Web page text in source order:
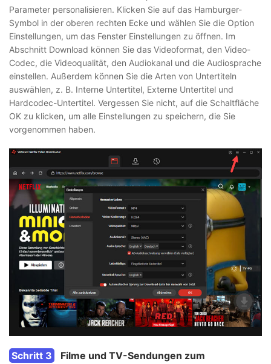
Parameter personalisieren. Klicken Sie auf das Hamburger-
Symbol in der oberen rechten Ecke und wählen Sie die Option
Einstellungen, um das Fenster Einstellungen zu öffnen. Im
Abschnitt Download können Sie das Videoformat, den Video-
Codec, die Videoqualität, den Audiokanal und die Audiosprache
einstellen. Außerdem können Sie die Arten von Untertiteln
auswählen, z. B. Interne Untertitel, Externe Untertitel und
Hardcodec-Untertitel. Vergessen Sie nicht, auf die Schaltfläche
OK zu klicken, um alle Einstellungen zu speichern, die Sie
vorgenommen haben.
Schritt 3
Filme und TV-Sendungen zum